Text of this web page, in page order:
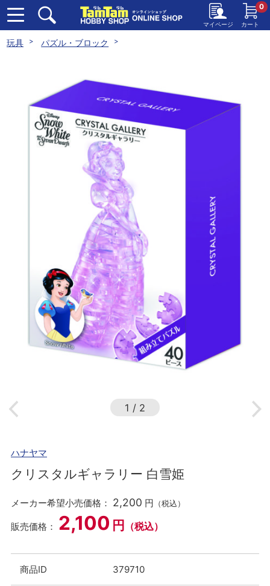
マイページ カート
0
玩具 パズル・ブロック
1 / 2
ハナヤマ
クリスタルギャラリー 白雪姫
メーカー希望小売価格： 2,200 円 （税込）
販売価格： 2,100 円 （税込）
商品ID 379710